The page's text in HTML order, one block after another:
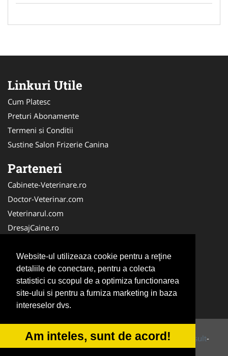
Website-ul utilizeaza cookie pentru a reţine
detaliile de conectare, pentru a colecta
statistici cu scopul de a optimiza functionarea
site-ului si pentru a furniza marketing in baza
intereselor dvs.
Am inteles, sunt de acord!
Linkuri Utile
Cum Platesc
Preturi Abonamente
Termeni si Conditii
Sustine Salon Frizerie Canina
Parteneri
Cabinete-Veterinare.ro
Doctor-Veterinar.com
Veterinarul.com
DresajCaine.ro
NonStopDeschis.ro
Dresaj-Caine.ro
Clinica-Privata.ro
Veterinar-Romania.ro
© 2014-2026 Powered byVilonMedia&Tokaido Consult-
ANPC SOL